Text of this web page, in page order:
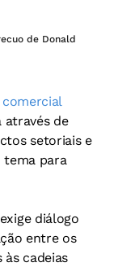
de Donald
de
setoriais e
tema para
diálogo
entre os
às cadeias